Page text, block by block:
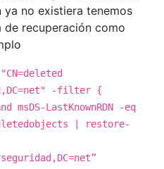
no existiera tenemos
de recuperación como
-filter {
LastKnownRDN -eq
| restore-